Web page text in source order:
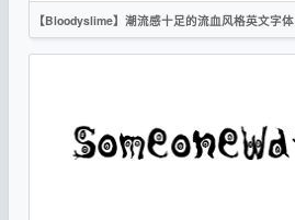
【Bloodyslime】潮流感十足的流血风格英文字体
英文
创意